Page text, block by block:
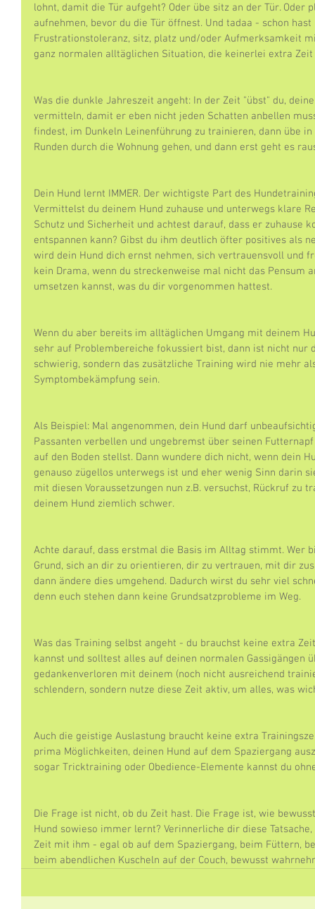
lohnt, damit die Tür aufgeht? Oder übe sitz an der Tür.
aufnehmen, bevor du die Tür öffnest. Und tadaa - schon
Frustrationstoleranz, sitz, platz und/oder Aufmerksamkeit
ganz normalen alltäglichen Situation, die keinerlei extra
Was die dunkle Jahreszeit angeht: In der Zeit "übst" du,
vermitteln, damit er eben nicht jeden Schatten anbellen
findest, im Dunkeln Leinenführung zu trainieren, dann übe
Runden durch die Wohnung gehen, und dann erst geht es
Dein Hund lernt IMMER. Der wichtigste Part des
Vermittelst du deinem Hund zuhause und unterwegs klare
Schutz und Sicherheit und achtest darauf, dass er zuhause
entspannen kann? Gibst du ihm deutlich öfter positives als
wird dein Hund dich ernst nehmen, sich vertrauensvoll und
kein Drama, wenn du streckenweise mal nicht das Pensum
umsetzen kannst, was du dir vorgenommen hattest.
Wenn du aber bereits im alltäglichen Umgang mit deinem
sehr auf Problembereiche fokussiert bist, dann ist nicht
schwierig, sondern das zusätzliche Training wird nie mehr
Symptombekämpfung sein.
Als Beispiel: Mal angenommen, dein Hund darf
Passanten verbellen und ungebremst über seinen
auf den Boden stellst. Dann wundere dich nicht, wenn dein
genauso zügellos unterwegs ist und eher wenig Sinn darin
mit diesen Voraussetzungen nun z.B. versuchst, Rückruf zu
deinem Hund ziemlich schwer.
Achte darauf, dass erstmal die Basis im Alltag stimmt. Wer
Grund, sich an dir zu orientieren, dir zu vertrauen, mit dir
dann ändere dies umgehend. Dadurch wirst du sehr viel
denn euch stehen dann keine Grundsatzprobleme im Weg.
Was das Training selbst angeht - du brauchst keine extra
kannst und solltest alles auf deinen normalen Gassigängen
gedankenverloren mit deinem (noch nicht ausreichend
schlendern, sondern nutze diese Zeit aktiv, um alles, was
Auch die geistige Auslastung braucht keine extra
prima Möglichkeiten, deinen Hund auf dem Spaziergang
sogar Tricktraining oder Obedience-Elemente kannst du
Die Frage ist nicht, ob du Zeit hast. Die Frage ist, wie
Hund sowieso immer lernt? Verinnerliche dir diese
Zeit mit ihm - egal ob auf dem Spaziergang, beim Füttern,
beim abendlichen Kuscheln auf der Couch, bewusst